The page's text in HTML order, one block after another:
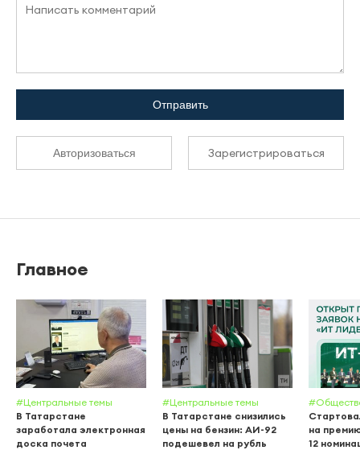
Отправить
Авторизоваться Зарегистрироваться
Главное
#Центральные темы
В Татарстане
заработала электронная
доска почета
#Центральные темы
В Татарстане снизились
цены на бензин: АИ-92
подешевел на рубль
на
12